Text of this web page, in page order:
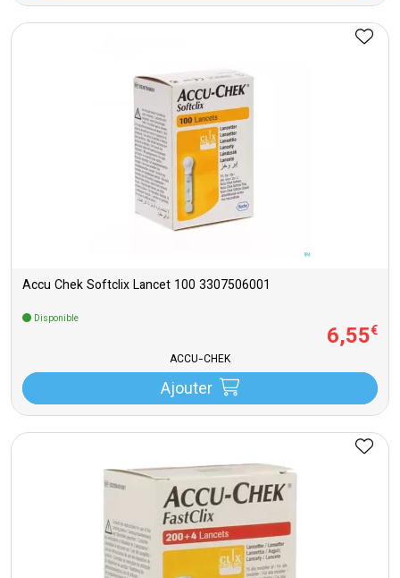
Accu Chek Softclix Lancet 100 3307506001
Disponible
6,55€
ACCU-CHEK
Ajouter